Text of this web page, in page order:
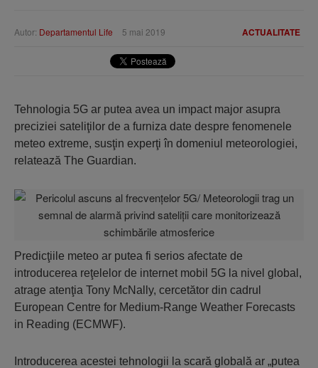
ACTUALITATE
Autor: Departamentul Life 5 mai 2019
Tehnologia 5G ar putea avea un impact major asupra
preciziei sateliţilor de a furniza date despre fenomenele
meteo extreme, susţin experţi în domeniul meteorologiei,
relatează The Guardian.
Predicţiile meteo ar putea fi serios afectate de
introducerea reţelelor de internet mobil 5G la nivel global,
atrage atenţia Tony McNally, cercetător din cadrul
European Centre for Medium-Range Weather Forecasts
in Reading (ECMWF).
Introducerea acestei tehnologii la scară globală ar „putea